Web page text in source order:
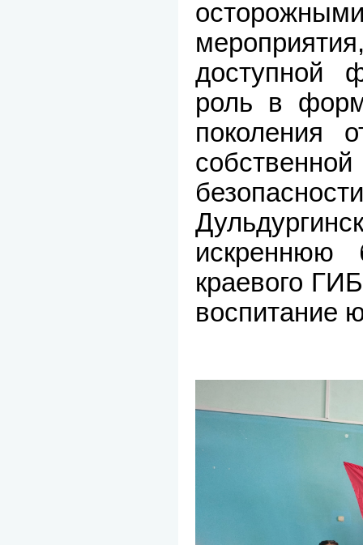
доступной
роль в
поколения
искреннюю
краевого
воспитание